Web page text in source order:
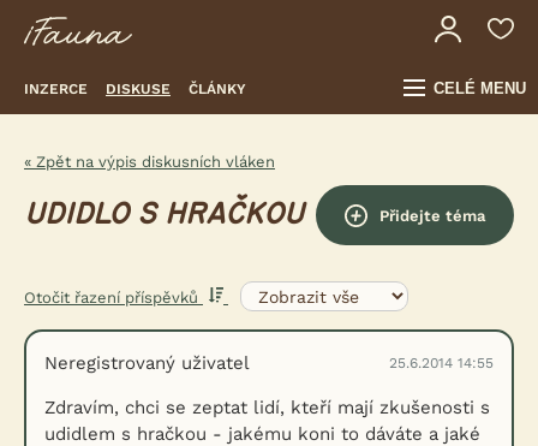
INZERCE DISKUSE ČLÁNKY CELÉ MENU
« Zpět na výpis diskusních vláken
UDIDLO S HRAČKOU Přidejte téma
Otočit řazení příspěvků
Neregistrovaný uživatel 25.6.2014 14:55
Zdravím, chci se zeptat lidí, kteří mají zkušenosti s
udidlem s hračkou - jakému koni to dáváte a jaké